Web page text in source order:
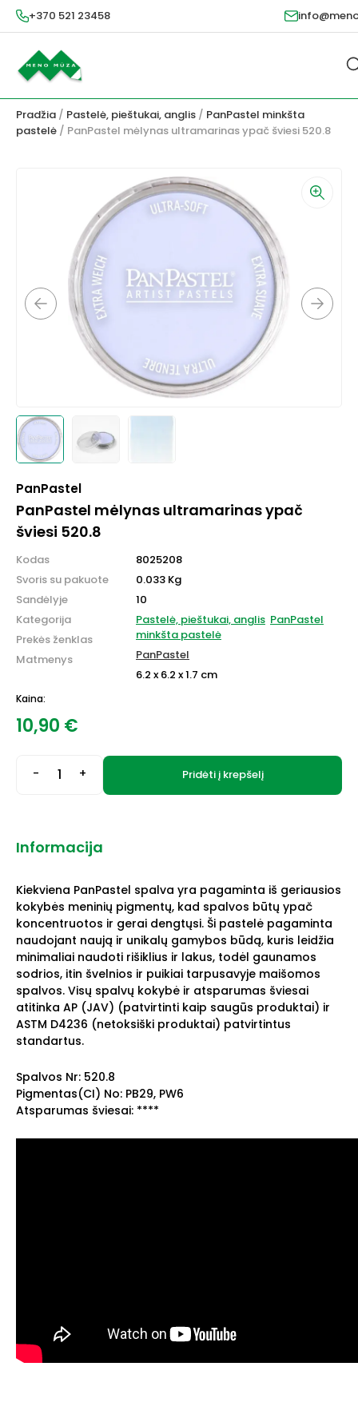
+370 521 23458
Pradžia / Pastelė, pieštukai, anglis / PanPastel minkšta
pastelė / PanPastel mėlynas ultramarinas ypač šviesi 520.8
PanPastel
PanPastel mėlynas ultramarinas ypač
šviesi 520.8
Kodas
Svoris su pakuote
Sandėlyje
Kategorija
Prekės ženklas
Matmenys
8025208
0.033 Kg
10
Pastelė, pieštukai, anglis PanPastel
minkšta pastelė
PanPastel
6.2 x 6.2 x 1.7 cm
Kaina:
10,90 €
- + Pridėti į krepšelį
Informacija
Kiekviena PanPastel spalva yra pagaminta iš geriausios
kokybės meninių pigmentų, kad spalvos būtų ypač
koncentruotos ir gerai dengtųsi. Ši pastelė pagaminta
naudojant naują ir unikalų gamybos būdą, kuris leidžia
minimaliai naudoti rišiklius ir lakus, todėl gaunamos
sodrios, itin švelnios ir puikiai tarpusavyje maišomos
spalvos. Visų spalvų kokybė ir atsparumas šviesai
atitinka AP (JAV) (patvirtinti kaip saugūs produktai) ir
ASTM D4236 (netoksiški produktai) patvirtintus
standartus.
Spalvos Nr: 520.8
Pigmentas(CI) No: PB29, PW6
Atsparumas šviesai: ****